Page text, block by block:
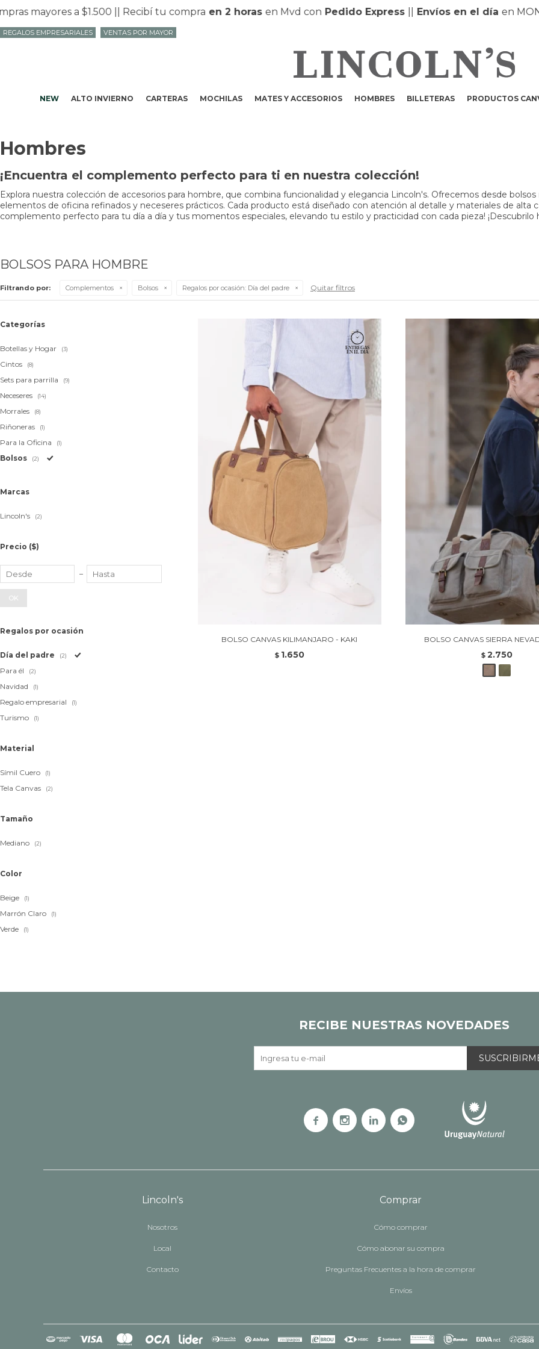
mayores a $1.500 || Recibí tu compraen 2 horasen Mvd conPedido Express||Envíos en el díaen
NEW ALTO INVIERNO CARTERAS MOCHILAS MATES Y ACCESORIOS HOMBRES BILLETERAS PRODUCTOS
REGALOS EMPRESARIALES VENTAS POR MAYOR
Hombres
¡Encuentra el complemento perfecto para ti en nuestra colección!
Explora nuestra colección de accesorios para hombre, que combina funcionalidad y elegancia Lincoln's. Ofrecemos desde
elementos de oficina refinados y neceseres prácticos. Cada producto está diseñado con atención al detalle y materiales de alta
complemento perfecto para tu día a día y tus momentos especiales, elevando tu estilo y practicidad con cada pieza! ¡Descubrilo
BOLSOS PARA HOMBRE
Filtrando por: Complementos Bolsos Regalos por ocasión: Día del padre Quitar filtros
BOLSO CANVAS KILIMANJARO - KAKI
$ 1.650
BOLSO CANVAS SIERRA
$ 2.750
Categorías
Botellas y Hogar (3)
Cintos (8)
Sets para parrilla (9)
Neceseres (14)
Morrales (8)
Riñoneras (1)
Para la Oficina (1)
Bolsos (2)
Marcas
Lincoln's (2)
Precio ($)
OK
Regalos por ocasión
Día del padre (2)
Para él (2)
Navidad (1)
Regalo empresarial (1)
Turismo (1)
Material
Símil Cuero (1)
Tela Canvas (2)
Tamaño
Mediano (2)
Color
Beige (1)
Marrón Claro (1)
Verde (1)
Lincoln's
Nosotros
Local
Contacto
Comprar
Cómo comprar
Cómo abonar su compra
Preguntas Frecuentes a la hora de comprar
Envíos
RECIBE NUESTRAS NOVEDADES
   